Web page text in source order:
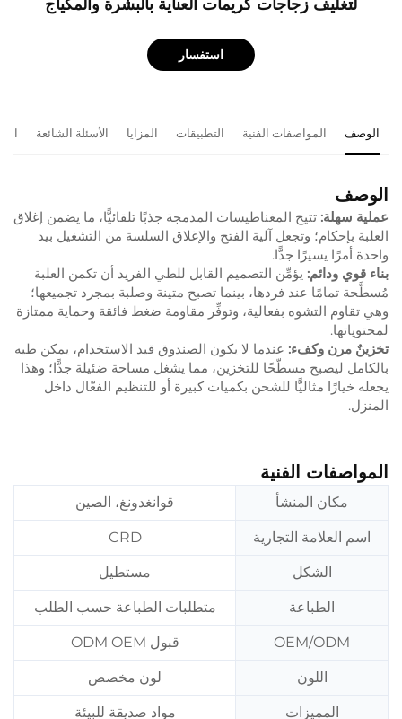
لتغليف زجاجات كريمات العناية بالبشرة والمكياج
استفسار
الوصف المواصفات الفنية التطبيقات المزايا الأسئلة الشائعة
الوصف
عملية سهلة: تتيح المغناطيسات المدمجة جذبًا تلقائيًّا، ما يضمن إغلاق
العلبة بإحكام؛ وتجعل آلية الفتح والإغلاق السلسة من التشغيل بيد
واحدة أمرًا يسيرًا جدًّا.
بناء قوي ودائم: يؤمِّن التصميم القابل للطي الفريد أن تكمن العلبة
مُسطَّحة تمامًا عند فردها، بينما تصبح متينة وصلبة بمجرد تجميعها؛
وهي تقاوم التشوه بفعالية، وتوفِّر مقاومة ضغط فائقة وحماية ممتازة
لمحتوياتها.
تخزينٌ مرن وكفء: عندما لا يكون الصندوق قيد الاستخدام، يمكن طيه
بالكامل ليصبح مسطّحًا للتخزين، مما يشغل مساحة ضئيلة جدًّا؛ وهذا
يجعله خيارًا مثاليًّا للشحن بكميات كبيرة أو للتنظيم الفعّال داخل
المنزل.
المواصفات الفنية
مكان المنشأ قوانغدونغ، الصين
اسم العلامة التجارية CRD
الشكل مستطيل
الطباعة متطلبات الطباعة حسب الطلب
OEM/ODM قبول ODM OEM
اللون لون مخصص
المميزات مواد صديقة للبيئة